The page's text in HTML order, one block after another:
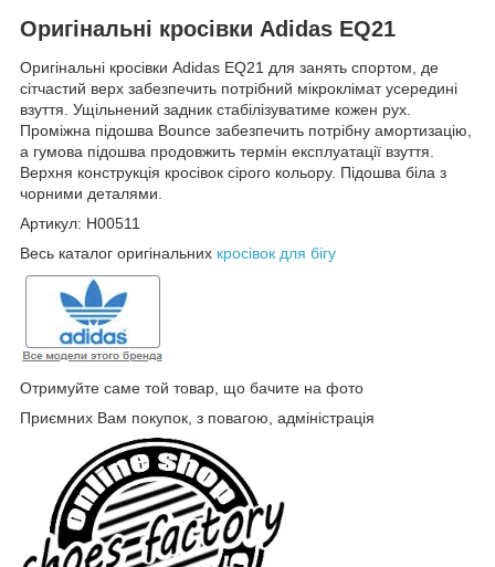
Оригінальні кросівки Adidas EQ21
Оригінальні кросівки Adidas EQ21 для занять спортом, де
сітчастий верх забезпечить потрібний мікроклімат усередині
взуття. Ущільнений задник стабілізуватиме кожен рух.
Проміжна підошва Bounce забезпечить потрібну амортизацію,
а гумова підошва продовжить термін експлуатації взуття.
Верхня конструкція кросівок сірого кольору. Підошва біла з
чорними деталями.
Артикул: H00511
Весь каталог оригінальних кросівок для бігу
Отримуйте саме той товар, що бачите на фото
Приємних Вам покупок, з повагою, адміністрація